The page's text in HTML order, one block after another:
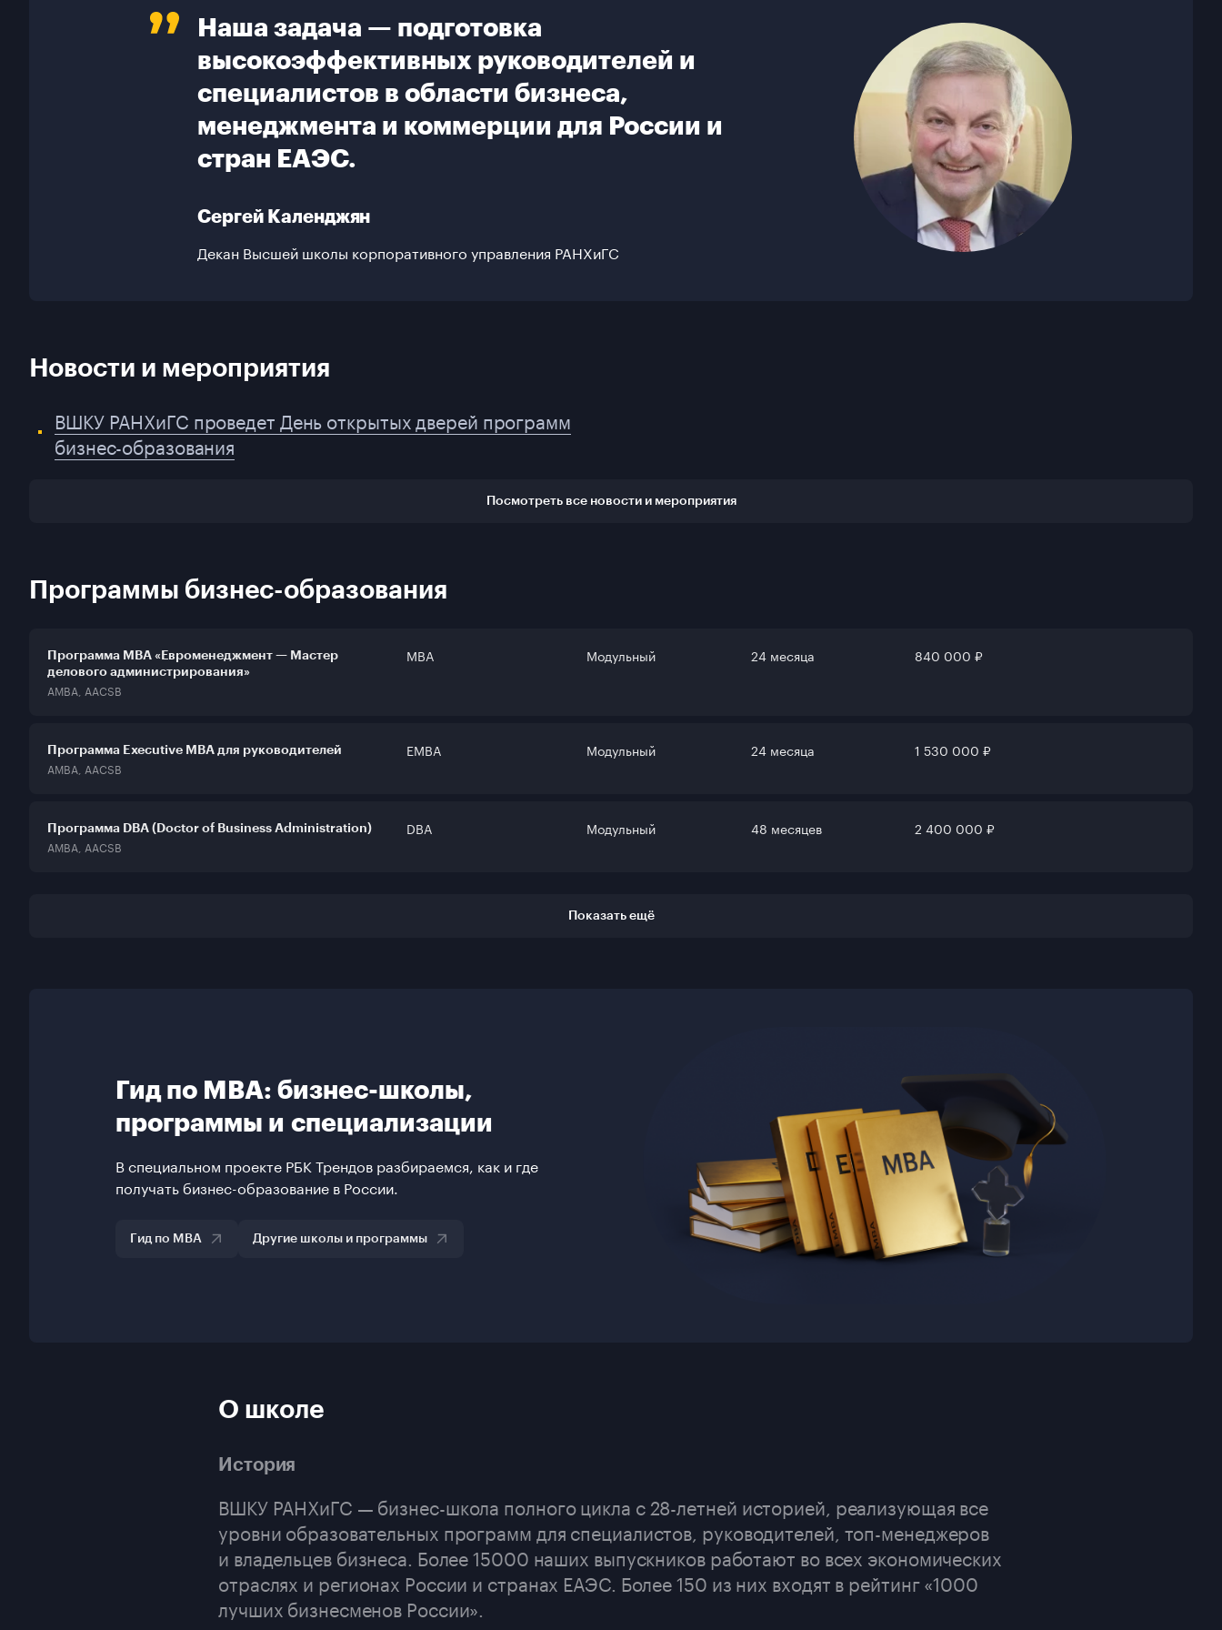
Наша задача — подготовка
высокоэффективных руководителей и
специалистов в области бизнеса,
менеджмента и коммерции для России и
стран ЕАЭС.
Сергей Календжян
Декан Высшей школы корпоративного управления РАНХиГС
Новости и мероприятия
ВШКУ РАНХиГС проведет День открытых дверей программ
бизнес-образования
Посмотреть все новости и мероприятия
Программы бизнес-образования
Программа MBA «Евроменеджмент — Мастер
делового администрирования»
AMBA, AACSB
MBA Модульный 24 месяца 840 000 ₽
Программа Executive MBA для руководителей
AMBA, AACSB
EMBA Модульный 24 месяца 1 530 000 ₽
Программа DBA (Doctor of Business Administration)
AMBA, AACSB
DBA Модульный 48 месяцев 2 400 000 ₽
Показать ещё
Гид по MBA: бизнес-школы,
программы и специализации
В специальном проекте РБК Трендов разбираемся, как и где
получать бизнес-образование в России.
Гид по MBA Другие школы и программы
О школе
История
ВШКУ РАНХиГС — бизнес-школа полного цикла с 28-летней историей, реализующая все
уровни образовательных программ для специалистов, руководителей, топ-менеджеров
и владельцев бизнеса. Более 15000 наших выпускников работают во всех экономических
отраслях и регионах России и странах ЕАЭС. Более 150 из них входят в рейтинг «1000
лучших бизнесменов России».